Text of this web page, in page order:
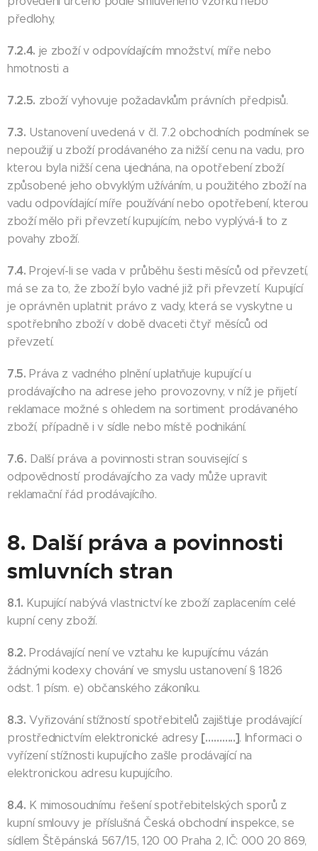
předlohy,
7.2.4. je zboží v odpovídajícím množství, míře nebo
hmotnosti a
7.2.5. zboží vyhovuje požadavkům právních předpisů.
7.3. Ustanovení uvedená v čl. 7.2 obchodních podmínek se
nepoužijí u zboží prodávaného za nižší cenu na vadu, pro
kterou byla nižší cena ujednána, na opotřebení zboží
způsobené jeho obvyklým užíváním, u použitého zboží na
vadu odpovídající míře používání nebo opotřebení, kterou
zboží mělo při převzetí kupujícím, nebo vyplývá-li to z
povahy zboží.
7.4.Projeví-li se vada v průběhu šesti měsíců od převzetí,
má se za to, že zboží bylo vadné již při převzetí. Kupující
je oprávněn uplatnit právo z vady, která se vyskytne u
spotřebního zboží v době dvaceti čtyř měsíců od
převzetí.
7.5.Práva z vadného plnění uplatňuje kupující u
prodávajícího na adrese jeho provozovny, v níž je přijetí
reklamace možné s ohledem na sortiment prodávaného
zboží, případně i v sídle nebo místě podnikání.
7.6. Další práva a povinnosti stran související s
odpovědností prodávajícího za vady může upravit
reklamační řád prodávajícího.
8. Další práva a povinnosti
smluvních stran
8.1. Kupující nabývá vlastnictví ke zboží zaplacením celé
kupní ceny zboží.
8.2.Prodávající není ve vztahu ke kupujícímu vázán
žádnými kodexy chování ve smyslu ustanovení § 1826
odst. 1 písm. e) občanského zákoníku.
8.3.Vyřizování stížností spotřebitelů zajišťuje prodávající
prostřednictvím elektronické adresy [………..]. Informaci o
vyřízení stížnosti kupujícího zašle prodávající na
elektronickou adresu kupujícího.
8.4. K mimosoudnímu řešení spotřebitelských sporů z
kupní smlouvy je příslušná Česká obchodní inspekce, se
sídlem Štěpánská 567/15, 120 00 Praha 2, IČ: 000 20 869,